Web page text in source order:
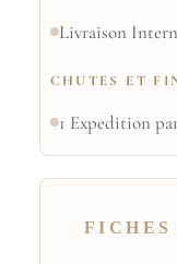
Livraison
CHUTES ET
1 Expedition
FICHES